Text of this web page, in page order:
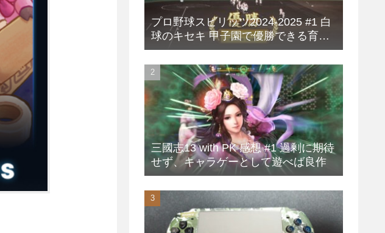
プロ野球スピリッツ2024-2025 #1 白
球のキセキ 甲子園で優勝できる育成
方法
三國志13 with PK 感想 #1 過剰に期待
せず、キャラゲーとして遊べば良作